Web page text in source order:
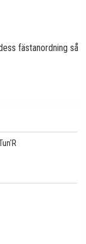
fästanordning så